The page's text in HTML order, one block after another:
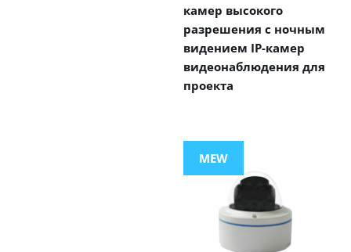
камер высокого
разрешения с ночным
видением IP-камер
видеонаблюдения для
проекта
MEW